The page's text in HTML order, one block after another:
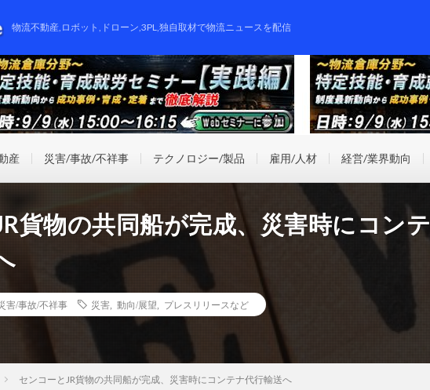
物流不動産,ロボット,ドローン,3PL,独自取材で物流ニュースを配信
産 災害/事故/不祥事 テクノロジー/製品 雇用/人材 経営/業界動向
貨物の共同船が完成、災害時にコンテ
害/事故/不祥事 災害 動向/展望 プレスリリースなど
センコーとJR貨物の共同船が完成、災害時にコンテナ代行輸送へ